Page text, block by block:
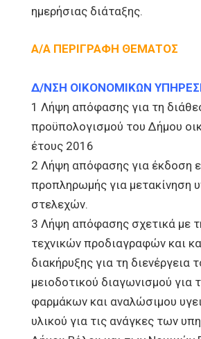
ημερήσιας διάταξης.
Α/Α ΠΕΡΙΓΡΑΦΗ ΘΕΜΑΤΟΣ
Δ/ΝΣΗ ΟΙΚΟΝΟΜΙΚΩΝ
1 Λήψη απόφασης για τη
προϋπολογισμού του Δήμου
έτους 2016
2 Λήψη απόφασης για έκδοση
προπληρωμής για μετακίνηση
στελεχών.
3 Λήψη απόφασης σχετικά με
τεχνικών προδιαγραφών και
διακήρυξης για τη διενέργεια
μειοδοτικού διαγωνισμού για
φαρμάκων και αναλώσιμου
υλικού για τις ανάγκες των